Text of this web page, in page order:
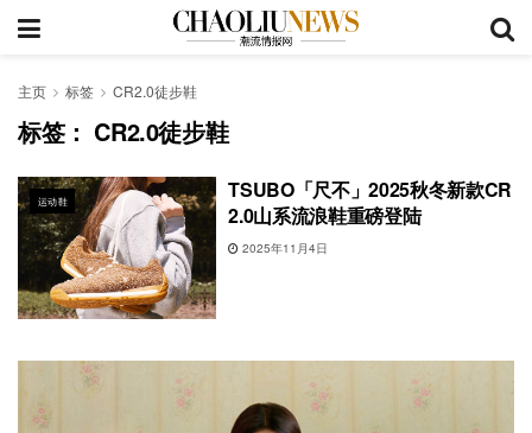
主页 标签 CR2.0徒步鞋
标签： CR2.0徒步鞋
运动鞋
TSUBO「尺不」2025秋冬新款CR
2.0山系流浪鞋重磅登陆
2025年11月4日